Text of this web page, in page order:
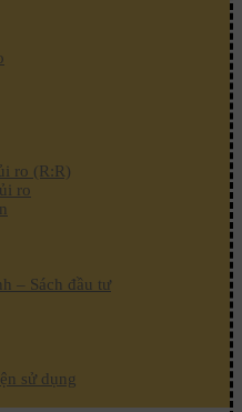
ro (R:R)
ro
– Sách đầu tư
sử dụng